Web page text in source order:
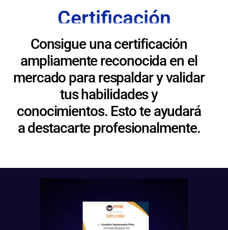
Certificación
Consigue una certificación
ampliamente reconocida en el
mercado para respaldar y validar
tus habilidades y
conocimientos. Esto te ayudará
a destacarte profesionalmente.